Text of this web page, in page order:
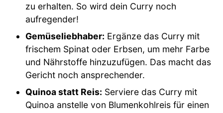
zu erhalten. So wird dein Curry noch
aufregender!
Gemüseliebhaber: Ergänze das Curry mit
frischem Spinat oder Erbsen, um mehr Farbe
und Nährstoffe hinzuzufügen. Das macht das
Gericht noch ansprechender.
Quinoa statt Reis: Serviere das Curry mit
Quinoa anstelle von Blumenkohlreis für einen